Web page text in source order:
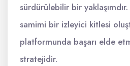
sürdürülebilir bir
samimi bir izleyici kitlesi
platformunda başarı elde
stratejidir.